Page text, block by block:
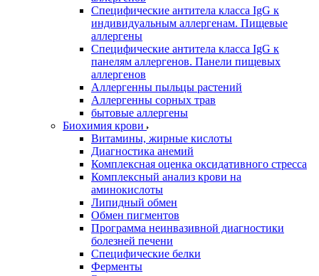
Специфические антитела класса IgG к
индивидуальным аллергенам. Пищевые
аллергены
Специфические антитела класса IgG к
панелям аллергенов. Панели пищевых
аллергенов
Аллергенны пыльцы растений
Аллергенны сорных трав
бытовые аллергены
Биохимия крови
Витамины, жирные кислоты
Диагностика анемий
Комплексная оценка оксидативного стресса
Комплексный анализ крови на
аминокислоты
Липидный обмен
Обмен пигментов
Программа неинвазивной диагностики
болезней печени
Специфические белки
Ферменты